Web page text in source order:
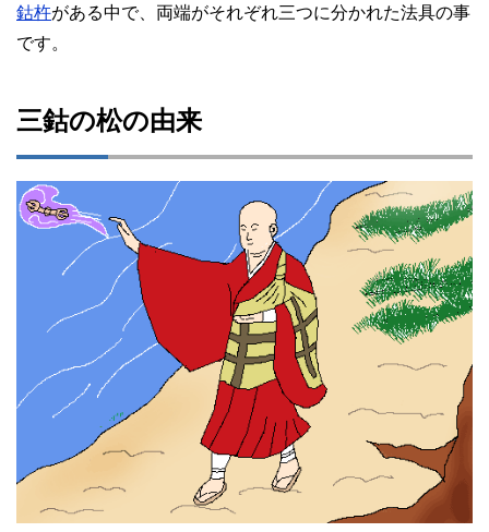
鈷杵がある中で、両端がそれぞれ三つに分かれた法具の事
です。
三鈷の松の由来